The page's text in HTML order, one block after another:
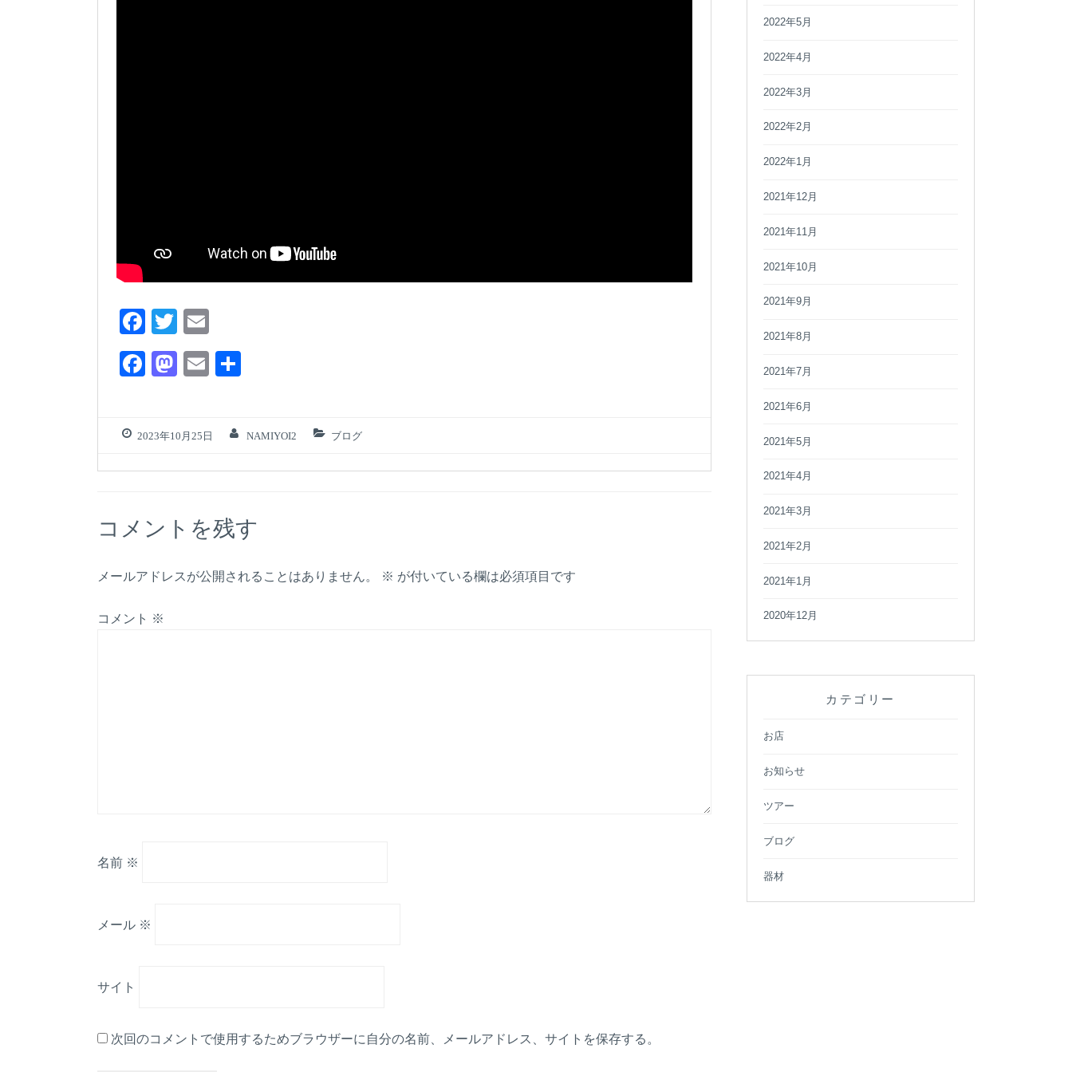
F
a
c
o
o
T
wi
tt
m
ail
有
F
e
b
o
k
M
o
d
E
2023年10月25日 NAMIYOI2 ブログ
コメントを残す
メールアドレスが公開されることはありません。 ※ が付いている欄は必須項目です
コメント ※
名前 ※
メール ※
サイト
次回のコメントで使用するためブラウザーに自分の名前、メールアドレス、サイトを保存する。
2022年5月
2022年4月
2022年3月
2022年2月
2022年1月
2021年12月
2021年11月
2021年10月
2021年9月
2021年8月
2021年7月
2021年6月
2021年5月
2021年4月
2021年3月
2021年2月
2021年1月
2020年12月
カテゴリー
お店
お知らせ
ツアー
ブログ
器材